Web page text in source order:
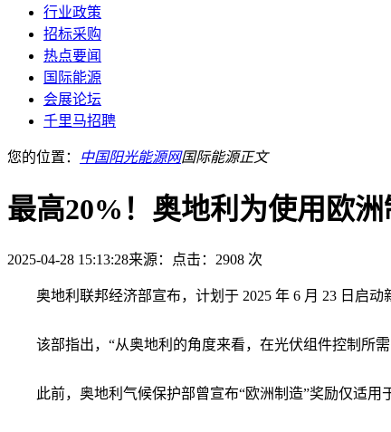
行业政策
招标采购
热点要闻
国际能源
会展论坛
千里马招聘
您的位置： 中国阳光能源网国际能源正文
最高20%！奥地利为使用欧
2025-04-28 15:13:28来源： 点击：2908 次
奥地利联邦经济部宣布，计划于 2025 年 6 月 23 日启
该部指出，“从奥地利的角度来看，在光伏组件控制所
此前，奥地利气候保护部曾宣布“欧洲制造”奖励仅适